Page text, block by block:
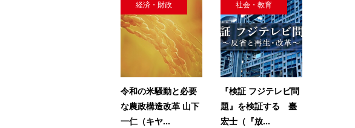
経済・財政
令和の米騒動と必要
な農政構造改革 山下
一仁（キヤ...
社会・教育
『検証 フジテレビ問
題』を検証する 臺
宏士（『放...